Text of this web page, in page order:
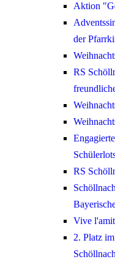
Aktion
der
RS
RS
Vive
2. Platz
Schöllnach